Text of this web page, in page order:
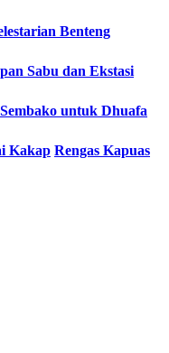
Benteng
Sabu dan Ekstasi
untuk Dhuafa
Kakap Rengas Kapuas